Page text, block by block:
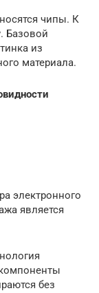
чипы. К
Базовой
из
материала.
электронного
является
без